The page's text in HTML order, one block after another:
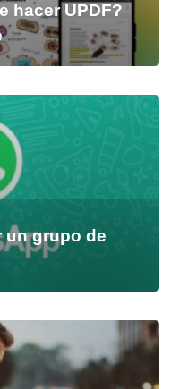
hacer UPDF?
un grupo de